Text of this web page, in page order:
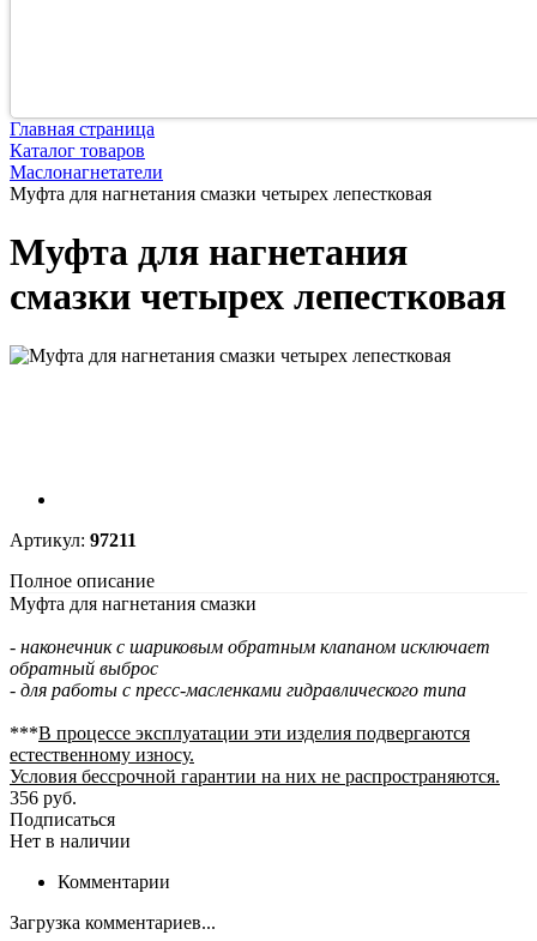
Главная страница
Каталог товаров
Маслонагнетатели
Муфта для нагнетания смазки четырех лепестковая
Муфта для нагнетания
смазки четырех лепестковая
Артикул: 97211
Полное описание
Муфта для нагнетания смазки
- наконечник с шариковым обратным клапаном исключает
обратный выброс
- для работы с пресс-масленками гидравлического типа
***В процессе эксплуатации эти изделия подвергаются
естественному износу.
Условия бессрочной гарантии на них не распространяются.
356 руб.
Подписаться
Нет в наличии
Комментарии
Загрузка комментариев...